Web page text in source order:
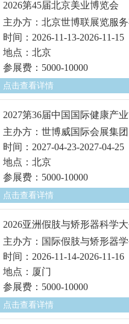
2026第45届北京美业博览会
主办方：北京世博联展览服
时间：2026-11-13-2026-11-15
地点：北京
参展费：5000-10000
点击查看详情
2027第36届中国国际健康产
主办方：世博威国际会展集团
时间：2027-04-23-2027-04-25
地点：北京
参展费：5000-10000
点击查看详情
2026亚洲假肢与矫形器科学
主办方：国际假肢与矫形器
时间：2026-11-14-2026-11-16
地点：厦门
参展费：5000-10000
点击查看详情